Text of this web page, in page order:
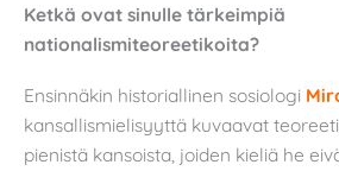
Ketkä ovat sinulle tärkeimpiä
nationalismiteoreetikoita?
Ensinnäkin historiallinen sosiologi
kansallismielisyyttä kuvaavat
pienistä kansoista, joiden kieliä he